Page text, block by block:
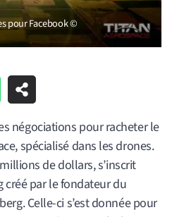
pour Facebook ©
négociations pour racheter le
spécialisé dans les drones.
de dollars, s’inscrit
créé par le fondateur du
Celle-ci s’est donnée pour